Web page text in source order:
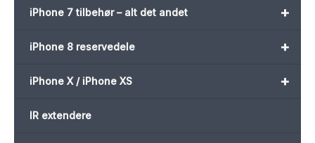
+
iPhone 7 tilbehør – alt det andet
+
iPhone 8 reservedele
+
iPhone X / iPhone XS
IR extendere